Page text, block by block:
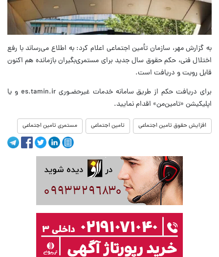
به گزارش مهر، سازمان تأمین اجتماعی اعلام کرد: به اطلاع می‌رساند با رفع
اختلال فنی، حکم حقوق سال جدید برای مستمری‌بگیران بازمانده هم اکنون
قابل رویت و دریافت است.
برای دریافت حکم از طریق سامانه خدمات غیرحضـوری es.tamin.ir و یا
اپلیکیشن «تامین‌من» اقدام نمایید.
افزایش حقوق تامین اجتماعی تامین اجتماعی مستمری تامین اجتماعی